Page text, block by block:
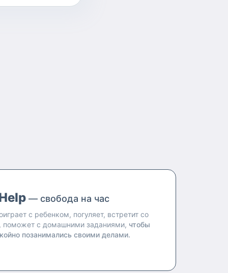
— свобода на час
с ребенком, погуляет, встретит со
поможет с домашними заданиями, чтобы
позанимались своими делами.